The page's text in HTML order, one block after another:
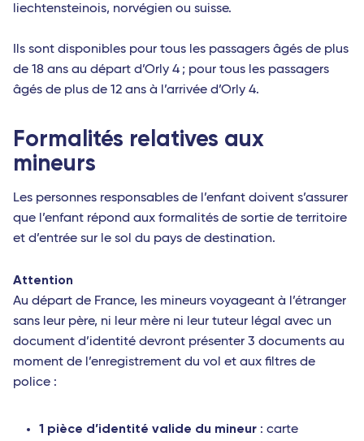
liechtensteinois, norvégien ou suisse.
Ils sont disponibles pour tous les passagers âgés de plus
de 18 ans au départ d’Orly 4 ; pour tous les passagers
âgés de plus de 12 ans à l’arrivée d’Orly 4.
Formalités relatives aux
mineurs
Les personnes responsables de l’enfant doivent s’assurer
que l’enfant répond aux formalités de sortie de territoire
et d’entrée sur le sol du pays de destination.
Attention
Au départ de France, les mineurs voyageant à l’étranger
sans leur père, ni leur mère ni leur tuteur légal avec un
document d’identité devront présenter 3 documents au
moment de l’enregistrement du vol et aux filtres de
police :
1 pièce d’identité valide du mineur : carte